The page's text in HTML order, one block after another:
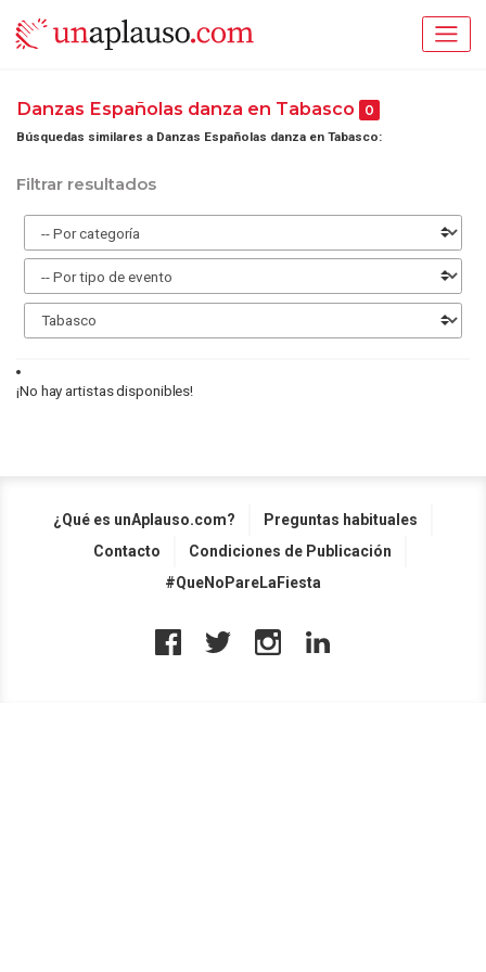
Danzas Españolas danza en Tabasco 0
Búsquedas similares a Danzas Españolas danza en Tabasco:
Filtrar resultados
¡No hay artistas disponibles!
¿Qué es unAplauso.com?
Preguntas habituales
Contacto
Condiciones de Publicación
#QueNoPareLaFiesta